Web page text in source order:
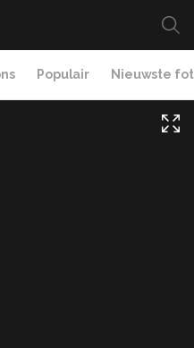
Populair Nieuwste